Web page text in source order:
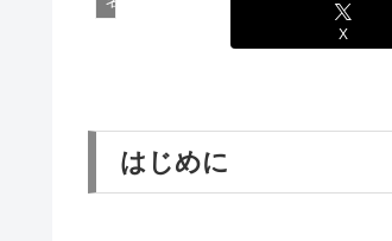
X
はじめに